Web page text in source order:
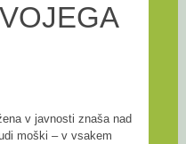
v javnosti znaša nad
moški – v vsakem